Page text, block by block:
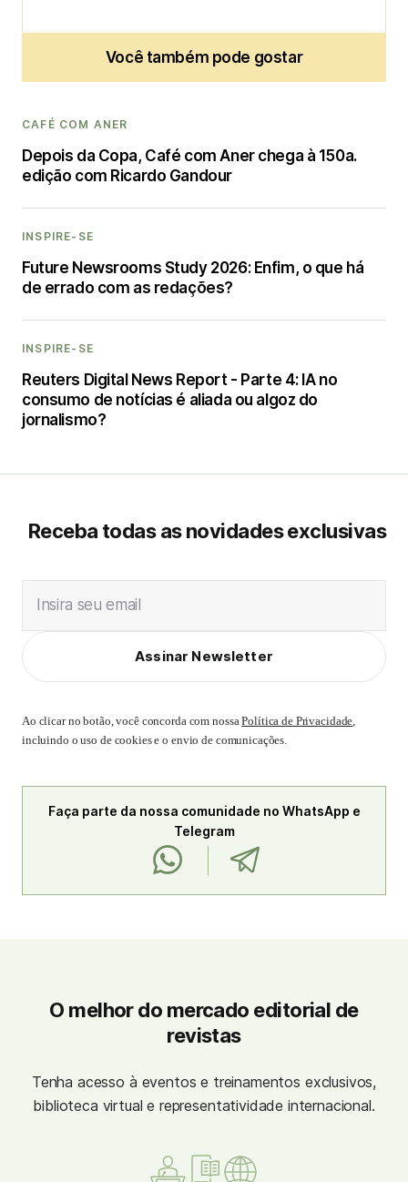
Você também pode gostar
CAFÉ COM ANER
Depois da Copa, Café com Aner chega à 150a.
edição com Ricardo Gandour
INSPIRE-SE
Future Newsrooms Study 2026: Enfim, o que há
de errado com as redações?
INSPIRE-SE
Reuters Digital News Report - Parte 4: IA no
consumo de notícias é aliada ou algoz do
jornalismo?
Receba todas as novidades exclusivas
Insira seu email
Assinar Newsletter
Ao clicar no botão, você concorda com nossaPolítica de Privacidade,
incluindo o uso de cookies e o envio de comunicações.
Faça parte da nossa comunidade no WhatsApp e
Telegram
O melhor do mercado editorial de
revistas
Tenha acesso à eventos e treinamentos exclusivos,
biblioteca virtual e representatividade internacional.